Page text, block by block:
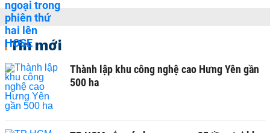
Tin mới
Thành lập khu công nghệ cao Hưng Yên gần
500 ha